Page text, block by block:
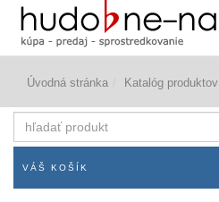
Úvodná stránka Katalóg produktov
produkt
VÁŠ KOŠÍK